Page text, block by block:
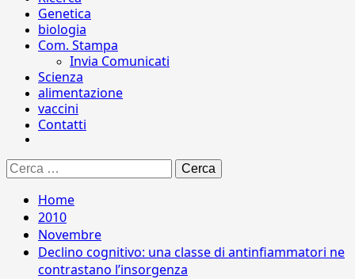
Genetica
biologia
Com. Stampa
Invia Comunicati
Scienza
alimentazione
vaccini
Contatti
Ricerca
per:
Home
2010
Novembre
Declino cognitivo: una classe di antinfiammatori ne
contrastano l’insorgenza